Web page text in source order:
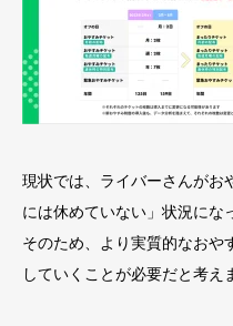
現状では、ライバーさんがお
には休めていない」状況にな
そのため、より実質的なおや
していくことが必要だと考え